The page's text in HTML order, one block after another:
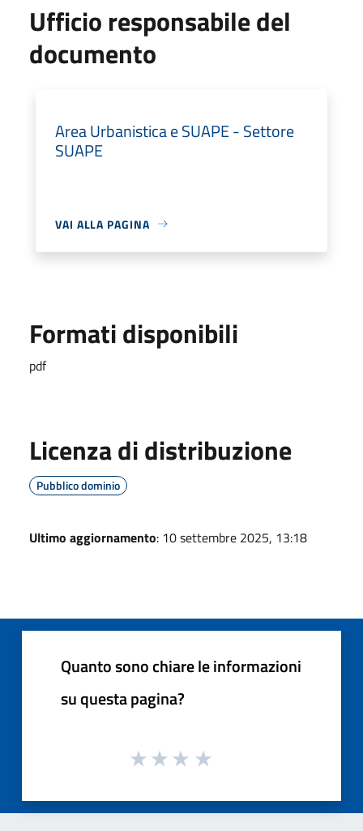
Ufficio responsabile del
documento
Area Urbanistica e SUAPE - Settore
SUAPE
VAI ALLA PAGINA
Formati disponibili
pdf
Licenza di distribuzione
Pubblico dominio
Ultimo aggiornamento: 10 settembre 2025, 13:18
Quanto sono chiare le informazioni
su questa pagina?